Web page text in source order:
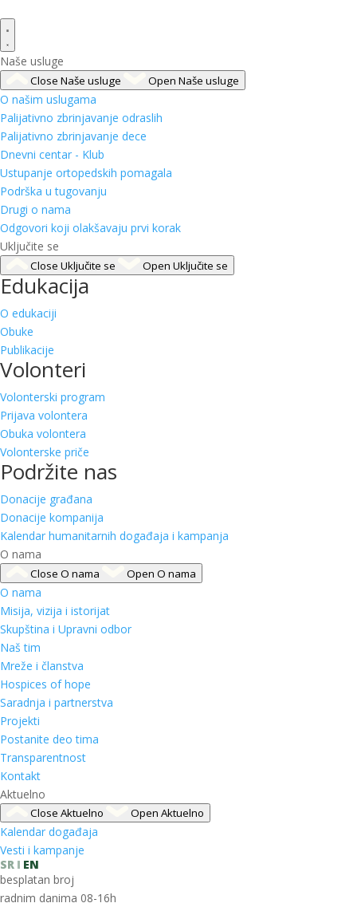
Naše usluge
Close Naše usluge Open Naše usluge
O našim uslugama
Palijativno zbrinjavanje odraslih
Palijativno zbrinjavanje dece
Dnevni centar - Klub
Ustupanje ortopedskih pomagala
Podrška u tugovanju
Drugi o nama
Odgovori koji olakšavaju prvi korak
Uključite se
Close Uključite se Open Uključite se
Edukacija
O edukaciji
Obuke
Publikacije
Volonteri
Volonterski program
Prijava volontera
Obuka volontera
Volonterske priče
Podržite nas
Donacije građana
Donacije kompanija
Kalendar humanitarnih događaja i kampanja
O nama
Close O nama Open O nama
O nama
Misija, vizija i istorijat
Skupština i Upravni odbor
Naš tim
Mreže i članstva
Hospices of hope
Saradnja i partnerstva
Projekti
Postanite deo tima
Transparentnost
Kontakt
Aktuelno
Close Aktuelno Open Aktuelno
Kalendar događaja
Vesti i kampanje
SR
EN
besplatan broj
radnim danima 08-16h